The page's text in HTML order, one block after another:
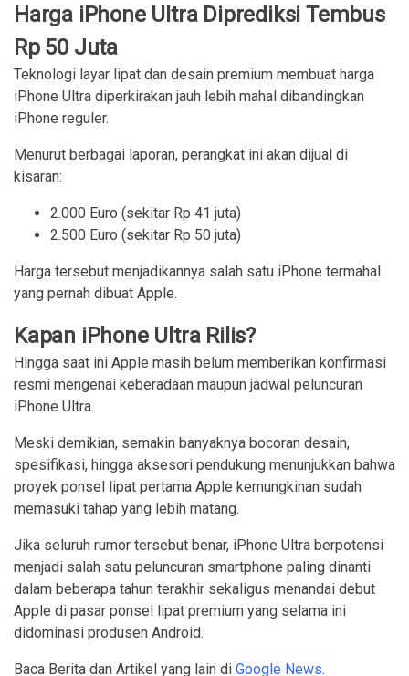
Harga iPhone Ultra Diprediksi Tembus
Rp 50 Juta
Teknologi layar lipat dan desain premium membuat harga
iPhone Ultra diperkirakan jauh lebih mahal dibandingkan
iPhone reguler.
Menurut berbagai laporan, perangkat ini akan dijual di
kisaran:
2.000 Euro (sekitar Rp 41 juta)
2.500 Euro (sekitar Rp 50 juta)
Harga tersebut menjadikannya salah satu iPhone termahal
yang pernah dibuat Apple.
Kapan iPhone Ultra Rilis?
Hingga saat ini Apple masih belum memberikan konfirmasi
resmi mengenai keberadaan maupun jadwal peluncuran
iPhone Ultra.
Meski demikian, semakin banyaknya bocoran desain,
spesifikasi, hingga aksesori pendukung menunjukkan bahwa
proyek ponsel lipat pertama Apple kemungkinan sudah
memasuki tahap yang lebih matang.
Jika seluruh rumor tersebut benar, iPhone Ultra berpotensi
menjadi salah satu peluncuran smartphone paling dinanti
dalam beberapa tahun terakhir sekaligus menandai debut
Apple di pasar ponsel lipat premium yang selama ini
didominasi produsen Android.
Baca Berita dan Artikel yang lain di Google News.